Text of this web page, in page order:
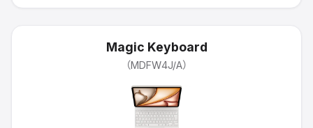
Magic Keyboard
（MDFW4J/A）